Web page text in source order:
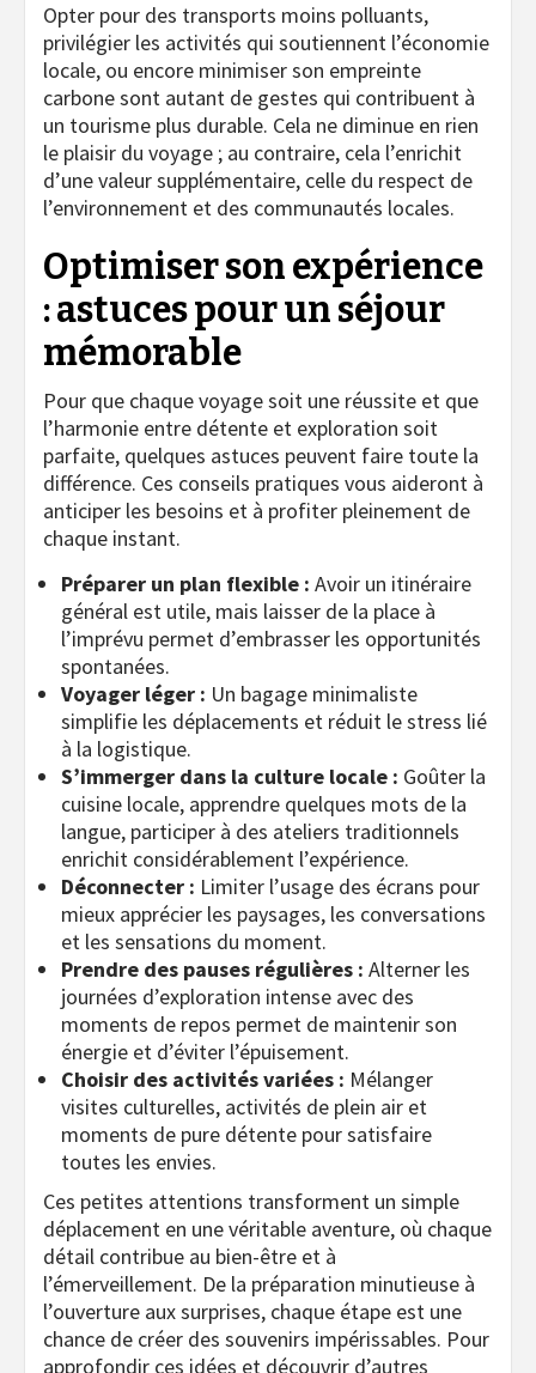
Opter pour des transports moins polluants,
privilégier les activités qui soutiennent l’économie
locale, ou encore minimiser son empreinte
carbone sont autant de gestes qui contribuent à
un tourisme plus durable. Cela ne diminue en rien
le plaisir du voyage ; au contraire, cela l’enrichit
d’une valeur supplémentaire, celle du respect de
l’environnement et des communautés locales.
Optimiser son expérience
: astuces pour un séjour
mémorable
Pour que chaque voyage soit une réussite et que
l’harmonie entre détente et exploration soit
parfaite, quelques astuces peuvent faire toute la
différence. Ces conseils pratiques vous aideront à
anticiper les besoins et à profiter pleinement de
chaque instant.
Préparer un plan flexible : Avoir un itinéraire
général est utile, mais laisser de la place à
l’imprévu permet d’embrasser les opportunités
spontanées.
Voyager léger : Un bagage minimaliste
simplifie les déplacements et réduit le stress lié
à la logistique.
S’immerger dans la culture locale : Goûter la
cuisine locale, apprendre quelques mots de la
langue, participer à des ateliers traditionnels
enrichit considérablement l’expérience.
Déconnecter : Limiter l’usage des écrans pour
mieux apprécier les paysages, les conversations
et les sensations du moment.
Prendre des pauses régulières : Alterner les
journées d’exploration intense avec des
moments de repos permet de maintenir son
énergie et d’éviter l’épuisement.
Choisir des activités variées : Mélanger
visites culturelles, activités de plein air et
moments de pure détente pour satisfaire
toutes les envies.
Ces petites attentions transforment un simple
déplacement en une véritable aventure, où chaque
détail contribue au bien-être et à
l’émerveillement. De la préparation minutieuse à
l’ouverture aux surprises, chaque étape est une
chance de créer des souvenirs impérissables. Pour
approfondir ces idées et découvrir d’autres